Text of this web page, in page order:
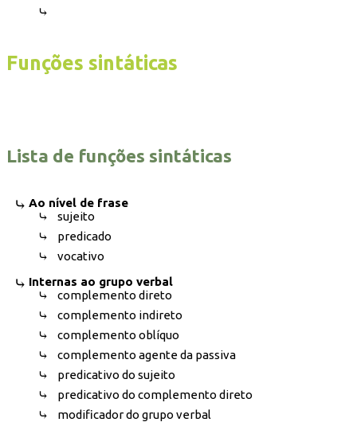
Funções sintáticas
Lista de funções sintáticas
Ao nível de frase
sujeito
predicado
vocativo
Internas ao grupo verbal
complemento direto
complemento indireto
complemento oblíquo
complemento agente da passiva
predicativo do sujeito
predicativo do complemento direto
modificador do grupo verbal